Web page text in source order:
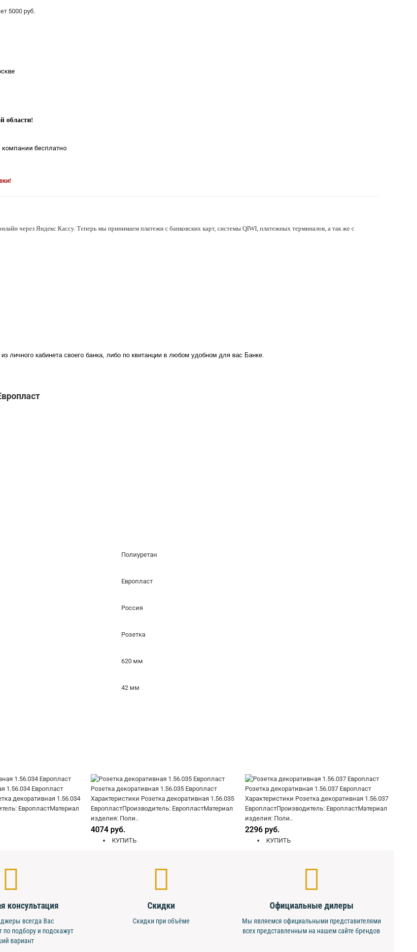
5000 руб.
области!
компании бесплатно
через Яндекс Кассу. Теперь мы принимаем платежи с банковских карт, системы QIWI, платежных терминалов, а так же с
личного кабинета своего банка, либо по квитанции в любом удобном для вас Банке.
Полиуретан
Европласт
Россия
Розетка
620 мм
42 мм
1.56.034 Европласт
декоративная 1.56.034
ЕвропластМатериал
Розетка декоративная 1.56.035 Европласт
Характеристики Розетка декоративная 1.56.035
ЕвропластПроизводитель: ЕвропластМатериал
изделия: Поли..
4074 руб.
КУПИТЬ
Розетка декоративная 1.56.037 Европласт
Характеристики Розетка декоративная 1.56.037
ЕвропластПроизводитель: ЕвропластМатериал
изделия: Поли..
2296 руб.
КУПИТЬ
консультация
всегда Вас
по подбору и подскажут
вариант
Скидки
Скидки при объёме
Официальные дилеры
Мы являемся официальными представителями
всех представленным на нашем сайте брендов